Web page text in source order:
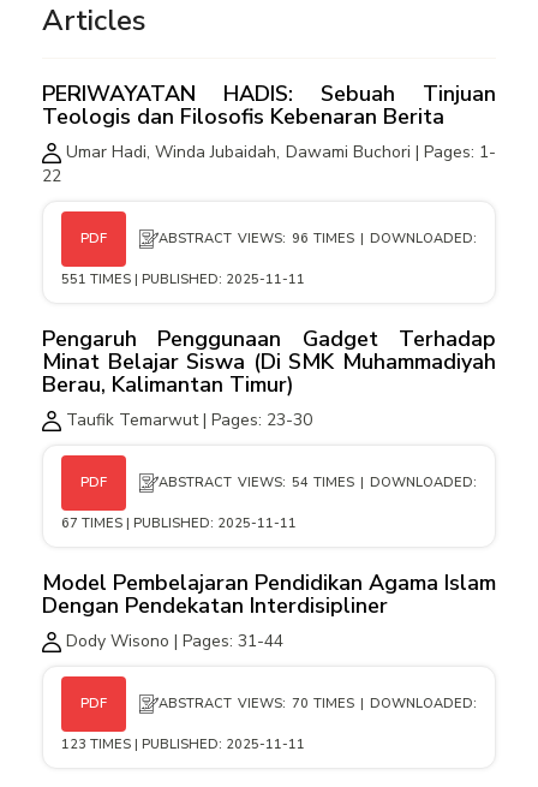
Articles
PERIWAYATAN HADIS: Sebuah Tinjuan
Teologis dan Filosofis Kebenaran Berita
Umar Hadi, Winda Jubaidah, Dawami Buchori | Pages: 1-
22
PDF ABSTRACT VIEWS: 96 TIMES | DOWNLOADED:
551 TIMES | PUBLISHED: 2025-11-11
Pengaruh Penggunaan Gadget Terhadap
Minat Belajar Siswa (Di SMK Muhammadiyah
Berau, Kalimantan Timur)
Taufik Temarwut | Pages: 23-30
PDF ABSTRACT VIEWS: 54 TIMES | DOWNLOADED:
67 TIMES | PUBLISHED: 2025-11-11
Model Pembelajaran Pendidikan Agama Islam
Dengan Pendekatan Interdisipliner
Dody Wisono | Pages: 31-44
PDF ABSTRACT VIEWS: 70 TIMES | DOWNLOADED:
123 TIMES | PUBLISHED: 2025-11-11